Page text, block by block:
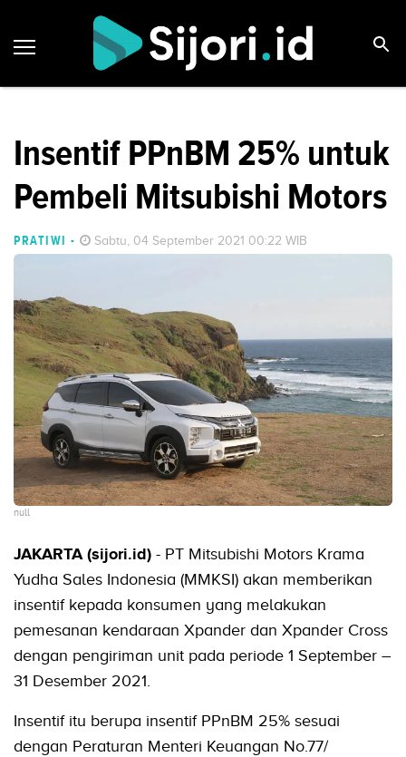
Insentif PPnBM 25% untuk
Pembeli Mitsubishi Motors
PRATIWI - Sabtu, 04 September 2021 00:22 WIB
null
JAKARTA (sijori.id) - PT Mitsubishi Motors Krama
Yudha Sales Indonesia (MMKSI) akan memberikan
insentif kepada konsumen yang melakukan
pemesanan kendaraan Xpander dan Xpander Cross
dengan pengiriman unit pada periode 1 September –
31 Desember 2021.
Insentif itu berupa insentif PPnBM 25% sesuai
dengan Peraturan Menteri Keuangan No.77/